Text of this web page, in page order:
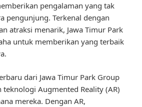
pengalaman yang tak
pengunjung. Terkenal dengan
atraksi menarik, Jawa Timur Park
untuk memberikan yang terbaik
dari Jawa Timur Park Group
teknologi Augmented Reality (AR)
mereka. Dengan AR,